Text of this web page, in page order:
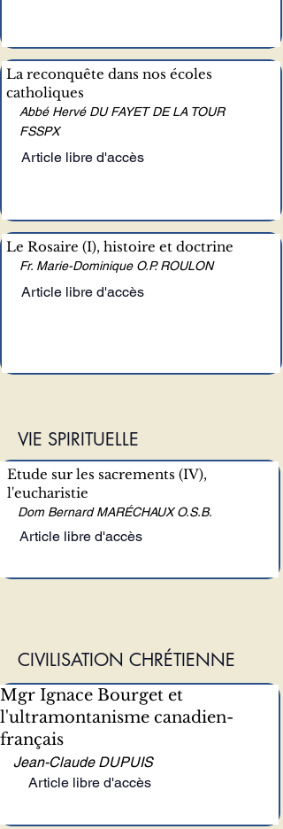
La reconquête dans nos écoles
catholiques
Abbé Hervé DU FAYET DE LA TOUR
FSSPX
Article libre d'accès
Le Rosaire (I), histoire et doctrine
Fr. Marie-Dominique O.P. ROULON
Article libre d'accès
VIE SPIRITUELLE
Etude sur les sacrements (IV),
l'eucharistie
Dom Bernard MARÉCHAUX O.S.B.
Article libre d'accès
CIVILISATION CHRÉTIENNE
Mgr Ignace Bourget et
l'ultramontanisme canadien-
français
Jean-Claude DUPUIS
Article libre d'accès